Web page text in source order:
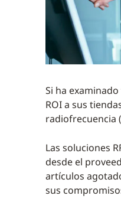
Si ha
ROI a sus
radiofrecuencia
Las soluciones
desde el
artículos
sus